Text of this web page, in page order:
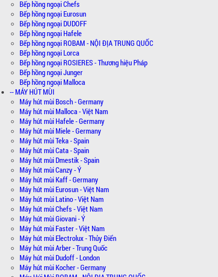
Bếp hồng ngoại Chefs
Bếp hồng ngoại Eurosun
Bếp hồng ngoại DUDOFF
Bếp hồng ngoại Hafele
Bếp hồng ngoại ROBAM - NỘI ĐỊA TRUNG QUỐC
Bếp hồng ngoại Lorca
Bếp hồng ngoại ROSIERES - Thương hiệu Pháp
Bếp hồng ngoại Junger
Bếp hồng ngoại Malloca
-- MÁY HÚT MÙI
Máy hút mùi Bosch - Germany
Máy hút mùi Malloca - Việt Nam
Máy hút mùi Hafele - Germany
Máy hút mùi Miele - Germany
Máy hút mùi Teka - Spain
Máy hút mùi Cata - Spain
Máy hút mùi Dmestik - Spain
Máy hút mùi Canzy - Ý
Máy hút mùi Kaff - Germany
Máy hút mùi Eurosun - Việt Nam
Máy hút mùi Latino - Việt Nam
Máy hút mùi Chefs - Việt Nam
Máy hút mùi Giovani - Ý
Máy hút mùi Faster - Việt Nam
Máy hút mùi Electrolux - Thủy Điển
Máy hút mùi Arber - Trung Quốc
Máy hút mùi Dudoff - London
Máy hút mùi Kocher - Germany